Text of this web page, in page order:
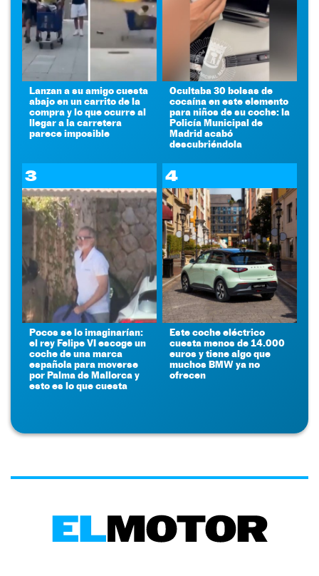
Lanzan a su amigo cuesta
abajo en un carrito de la
compra y lo que ocurre al
llegar a la carretera
parece imposible
Ocultaba 30 bolsas de
cocaína en este elemento
para niños de su coche: la
Policía Municipal de
Madrid acabó
descubriéndola
3
Pocos se lo imaginarían:
el rey Felipe VI escoge un
coche de una marca
española para moverse
por Palma de Mallorca y
esto es lo que cuesta
4
Este coche eléctrico
cuesta menos de 14.000
euros y tiene algo que
muchos BMW ya no
ofrecen